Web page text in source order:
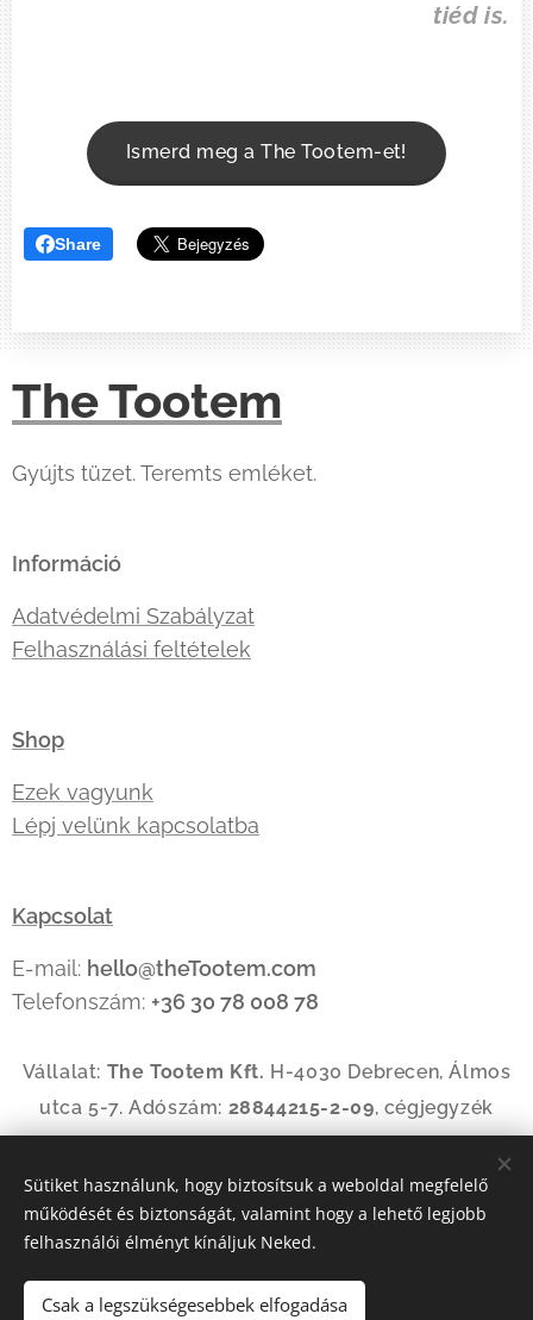
tiéd is.
Ismerd meg a The Tootem-et!
Share
The Tootem
Gyújts tüzet. Teremts emléket.
Információ
Adatvédelmi Szabályzat
Felhasználási feltételek
Shop
Ezek vagyunk
Lépj velünk kapcsolatba
Kapcsolat
E-mail: hello@theTootem.com
Telefonszám: +36 30 78 008 78
Vállalat: The Tootem Kft. H-4030 Debrecen, Álmos
utca 5-7. Adószám: 28844215-2-09, cégjegyzék
szám:09-09-035144
Az oldalt aWebnodeműködteti Sütik
Magyar
American English
Sütiket használunk, hogy biztosítsuk a weboldal megfelelő
működését és biztonságát, valamint hogy a lehető legjobb
felhasználói élményt kínáljuk Neked.
Csak a legszükségesebbek elfogadása